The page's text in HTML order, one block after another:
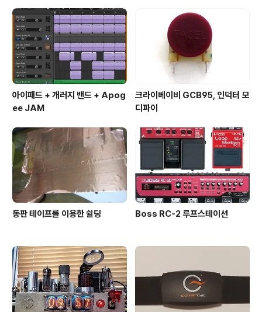
아이패드 + 개러지 밴드 + Apog
ee JAM
크라이베이비 GCB95, 인덕터 모
디파이
동판 테이프를 이용한 쉴딩 Boss RC-2 루프스테이션